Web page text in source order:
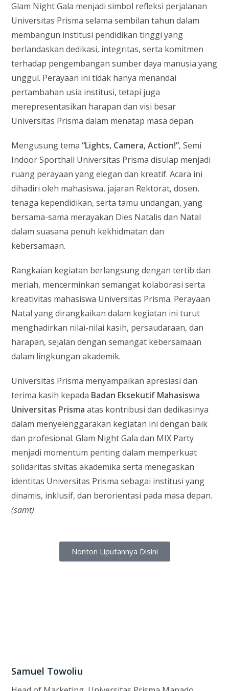
Glam Night Gala menjadi simbol refleksi perjalanan
Universitas Prisma selama sembilan tahun dalam
membangun institusi pendidikan tinggi yang
berlandaskan dedikasi, integritas, serta komitmen
terhadap pengembangan sumber daya manusia yang
unggul. Perayaan ini tidak hanya menandai
pertambahan usia institusi, tetapi juga
merepresentasikan harapan dan visi besar
Universitas Prisma dalam menatap masa depan.
Mengusung tema“Lights, Camera, Action!”, Semi
Indoor Sporthall Universitas Prisma disulap menjadi
ruang perayaan yang elegan dan kreatif. Acara ini
dihadiri oleh mahasiswa, jajaran Rektorat, dosen,
tenaga kependidikan, serta tamu undangan, yang
bersama-sama merayakan Dies Natalis dan Natal
dalam suasana penuh kekhidmatan dan
kebersamaan.
Rangkaian kegiatan berlangsung dengan tertib dan
meriah, mencerminkan semangat kolaborasi serta
kreativitas mahasiswa Universitas Prisma. Perayaan
Natal yang dirangkaikan dalam kegiatan ini turut
menghadirkan nilai-nilai kasih, persaudaraan, dan
harapan, sejalan dengan semangat kebersamaan
dalam lingkungan akademik.
Universitas Prisma menyampaikan apresiasi dan
terima kasih kepada Badan Eksekutif Mahasiswa
Universitas Prisma atas kontribusi dan dedikasinya
dalam menyelenggarakan kegiatan ini dengan baik
dan profesional. Glam Night Gala dan MIX Party
menjadi momentum penting dalam memperkuat
solidaritas sivitas akademika serta menegaskan
identitas Universitas Prisma sebagai institusi yang
dinamis, inklusif, dan berorientasi pada masa depan.
(samt)
Nonton Liputannya Disini
Samuel Towoliu